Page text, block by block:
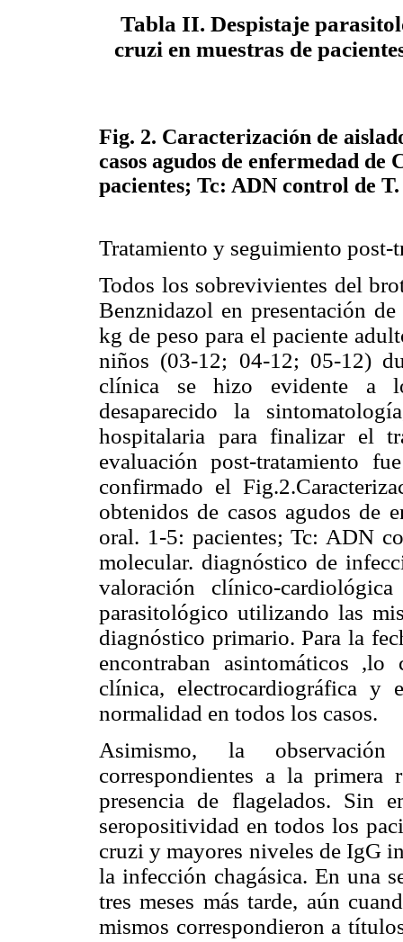
Tabla II. Despistaje
cruzi en muestras de
Fig. 2. Caracterización de
casos agudos de enfermedad
pacientes; Tc: ADN control de
Tratamiento y seguimiento post-
Todos los sobrevivientes del
Benznidazol en presentación
kg de peso para el paciente
niños (03-12; 04-12; 05-12)
clínica se hizo evidente a
desaparecido la
hospitalaria para finalizar el
evaluación post-tratamiento
confirmado el
obtenidos de casos agudos de
oral. 1-5: pacientes; Tc: ADN
molecular. diagnóstico de
valoración clínico-
parasitológico utilizando las
diagnóstico primario. Para la
encontraban asintomáticos
clínica, electrocardiográfica y
normalidad en todos los casos.
Asimismo, la
correspondientes a la primera
presencia de flagelados. Sin
seropositividad en todos los
cruzi y mayores niveles de IgG
la infección chagásica. En una
tres meses más tarde, aún
mismos correspondieron a